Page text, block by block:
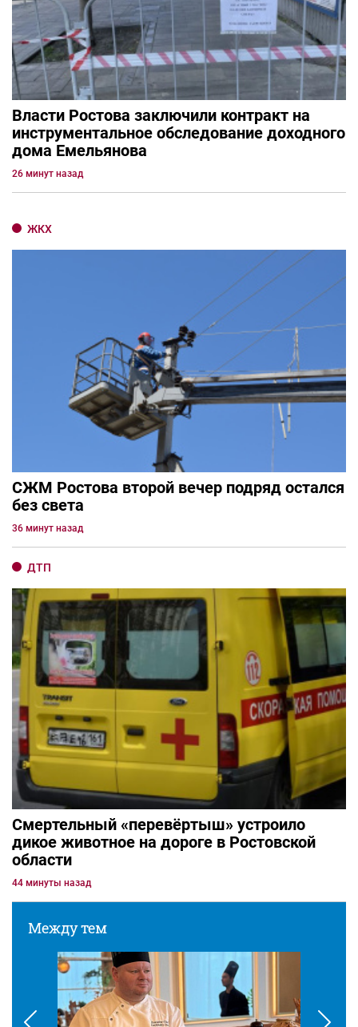
Власти Ростова заключили контракт на
инструментальное обследование доходного
дома Емельянова
26 минут назад
ЖКХ
СЖМ Ростова второй вечер подряд остался
без света
36 минут назад
ДТП
Смертельный «перевёртыш» устроило
дикое животное на дороге в Ростовской
области
44 минуты назад
Между тем